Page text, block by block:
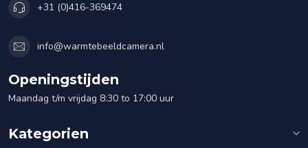
+31 (0)416-369474
info@warmtebeeldcamera.nl
Openingstijden
Maandag t/m vrijdag 8:30 to 17:00 uur
Kategorien